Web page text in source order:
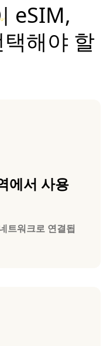
eSIM,
해야 할
에서 사용
트워크로 연결됩